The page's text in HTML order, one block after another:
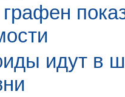
идут в